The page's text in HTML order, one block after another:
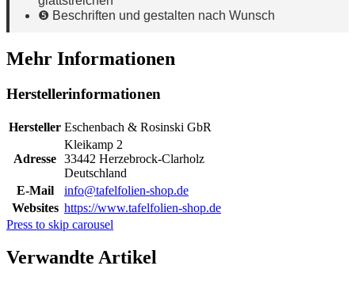
❺ Beschriften und gestalten nach Wunsch
Mehr Informationen
Herstellerinformationen
Hersteller Eschenbach & Rosinski GbR
Adresse
Kleikamp 2
33442 Herzebrock-Clarholz
Deutschland
E-Mail
info@tafelfolien-shop.de
Websites https://www.tafelfolien-shop.de
Press to skip carousel
Verwandte Artikel